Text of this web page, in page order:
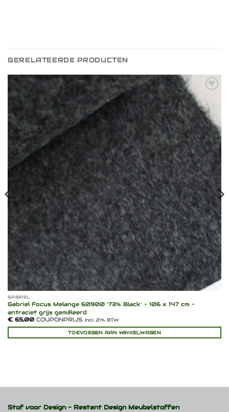
GERELATEERDE PRODUCTEN
Toevoegen
aan
verlanglijst
GABRIEL
Gabriel Focus Melange 60900 ‘73% Black’ – 106 x 147 cm –
antraciet grijs gemêleerd
€65,00COUPONPRIJS Incl. 21% BTW
TOEVOEGEN AAN WINKELWAGEN
Stof voor Design - Restant Design Meubelstoffen